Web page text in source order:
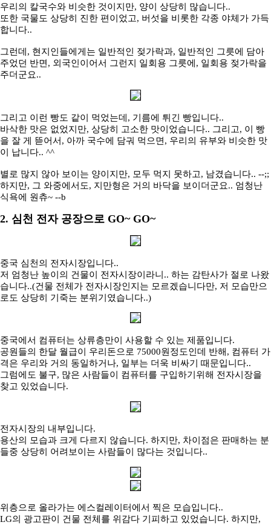
우리의 칼국수와 비슷한 것이지만, 양이 상당히 많습니다..
또한 국물도 상당히 진한 편이었고, 버섯을 비롯한 각종 야체가 가득
합니다..
그런데, 현지인들에게는 일반적인 젖가락과, 일반적인 그릇에 담아
주었던 반면, 외국인이어서 그런지 일회용 그릇에, 일회용 젖가락을
주더군요..
그리고 이런 빵도 같이 먹었는데, 기름에 튀긴 빵입니다..
바삭한 맛은 없었지만, 상당히 고소한 맛이었습니다.. 그리고, 이 빵
을 잘 게 뜯어서, 아까 국수에 담궈 먹으면, 우리의 유부와 비슷한 맛
이 납니다.. ^^
별로 많지 않아 보이는 양이지만, 모두 먹지 못하고, 남겼습니다.. --;;
하지만, 그 와중에서도, 지만형은 거의 바닥을 보이더군요.. 엄청난
식욕에 원츄~ --b
2. 심천 전자 공장으로 GO~ GO~
중국 심천의 전자시장입니다..
저 엄청난 높이의 건물이 전자시장이라니.. 하는 감탄사가 절로 나왔
습니다..(건물 전체가 전자시장인지는 모르겠습니다만, 저 모습만으
로도 상당히 기죽는 분위기였습니다..)
중국에서 컴퓨터는 상류층만이 사용할 수 있는 제품입니다.
공원들의 한달 월급이 우리돈으로 75000원정도인데 반해, 컴퓨터 가
격은 우리와 거의 동일하거나, 일부는 더욱 비싸기 때문입니다..
그럼에도 불구, 많은 사람들이 컴퓨터를 구입하기위해 전자시장을
찾고 있었습니다.
전자시장의 내부입니다.
용산의 모습과 크게 다르지 않습니다. 하지만, 차이점은 판매하는 분
들중 상당히 어려보이는 사람들이 많다는 것입니다..
위층으로 올라가는 에스컬레이터에서 찍은 모습입니다..
LG의 광고판이 건물 전체를 위감다 기피하고 있었습니다. 하지만,